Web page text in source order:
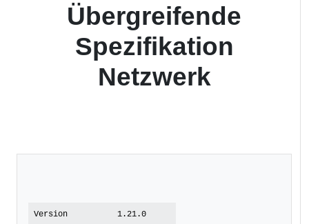
Übergreifende
Spezifikation
Netzwerk
Version 1.21.0